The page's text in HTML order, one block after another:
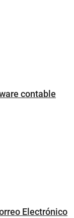
contable
Electrónico